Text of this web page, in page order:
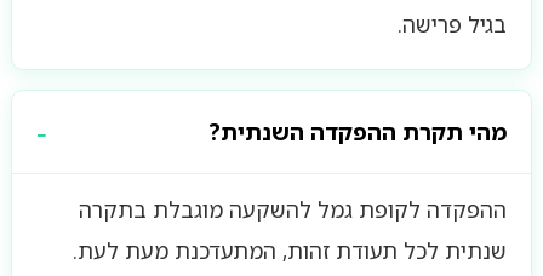
בגיל פרישה.
מהי תקרת ההפקדה השנתית?
ההפקדה לקופת גמל להשקעה מוגבלת בתקרה
שנתית לכל תעודת זהות, המתעדכנת מעת לעת.